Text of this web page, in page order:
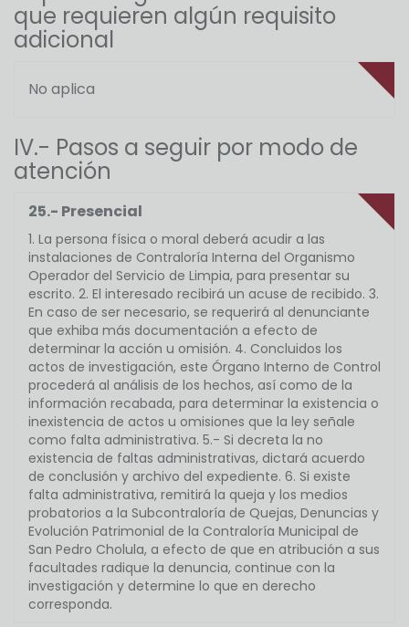
que requieren algún requisito
adicional
No aplica
IV.- Pasos a seguir por modo de
atención
25.- Presencial
1. La persona física o moral deberá acudir a las
instalaciones de Contraloría Interna del Organismo
Operador del Servicio de Limpia, para presentar su
escrito. 2. El interesado recibirá un acuse de recibido. 3.
En caso de ser necesario, se requerirá al denunciante
que exhiba más documentación a efecto de
determinar la acción u omisión. 4. Concluidos los
actos de investigación, este Órgano Interno de Control
procederá al análisis de los hechos, así como de la
información recabada, para determinar la existencia o
inexistencia de actos u omisiones que la ley señale
como falta administrativa. 5.- Si decreta la no
existencia de faltas administrativas, dictará acuerdo
de conclusión y archivo del expediente. 6. Si existe
falta administrativa, remitirá la queja y los medios
probatorios a la Subcontraloría de Quejas, Denuncias y
Evolución Patrimonial de la Contraloría Municipal de
San Pedro Cholula, a efecto de que en atribución a sus
facultades radique la denuncia, continue con la
investigación y determine lo que en derecho
corresponda.